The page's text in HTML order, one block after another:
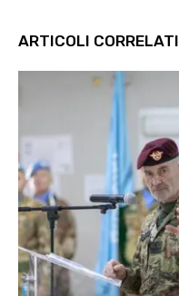
ARTICOLI CORRELATI